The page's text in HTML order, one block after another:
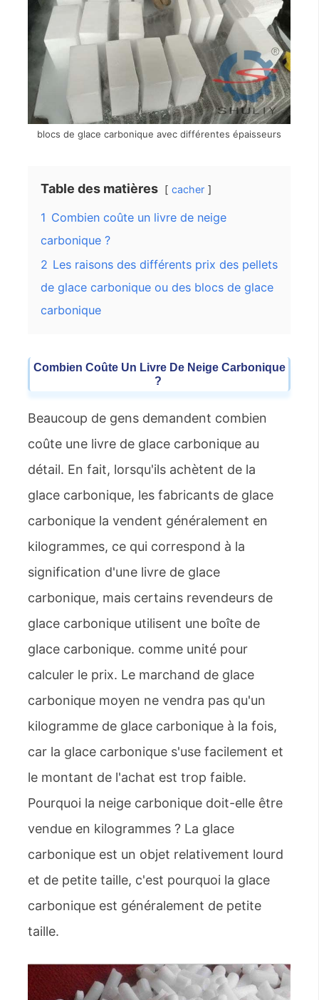
blocs de glace carbonique avec différentes épaisseurs
Table des matières cacher
1 Combien coûte un livre de neige
carbonique ?
2 Les raisons des différents prix des pellets
de glace carbonique ou des blocs de glace
carbonique
Combien Coûte Un Livre De Neige Carbonique
?
Beaucoup de gens demandent combien
coûte une livre de glace carbonique au
détail. En fait, lorsqu'ils achètent de la
glace carbonique, les fabricants de glace
carbonique la vendent généralement en
kilogrammes, ce qui correspond à la
signification d'une livre de glace
carbonique, mais certains revendeurs de
glace carbonique utilisent une boîte de
glace carbonique. comme unité pour
calculer le prix. Le marchand de glace
carbonique moyen ne vendra pas qu'un
kilogramme de glace carbonique à la fois,
car la glace carbonique s'use facilement et
le montant de l'achat est trop faible.
Pourquoi la neige carbonique doit-elle être
vendue en kilogrammes ? La glace
carbonique est un objet relativement lourd
et de petite taille, c'est pourquoi la glace
carbonique est généralement de petite
taille.